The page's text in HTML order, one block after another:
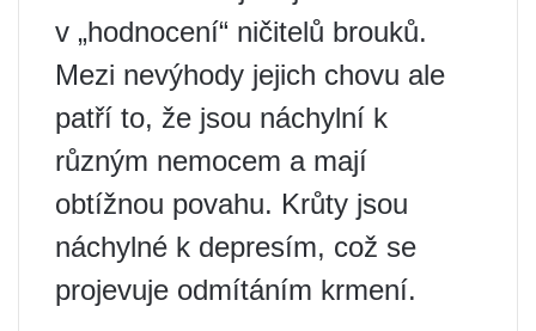
v „hodnocení“ ničitelů brouků.
Mezi nevýhody jejich chovu ale
patří to, že jsou náchylní k
různým nemocem a mají
obtížnou povahu. Krůty jsou
náchylné k depresím, což se
projevuje odmítáním krmení.